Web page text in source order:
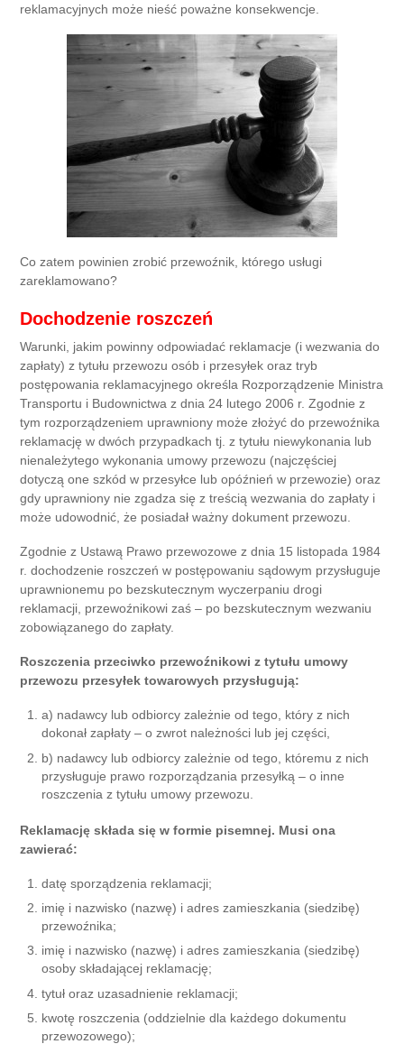
reklamacyjnych może nieść poważne konsekwencje.
Co zatem powinien zrobić przewoźnik, którego usługi
zareklamowano?
Dochodzenie roszczeń
Warunki, jakim powinny odpowiadać reklamacje (i wezwania do
zapłaty) z tytułu przewozu osób i przesyłek oraz tryb
postępowania reklamacyjnego określa Rozporządzenie Ministra
Transportu i Budownictwa z dnia 24 lutego 2006 r. Zgodnie z
tym rozporządzeniem uprawniony może złożyć do przewoźnika
reklamację w dwóch przypadkach tj. z tytułu niewykonania lub
nienależytego wykonania umowy przewozu (najczęściej
dotyczą one szkód w przesyłce lub opóźnień w przewozie) oraz
gdy uprawniony nie zgadza się z treścią wezwania do zapłaty i
może udowodnić, że posiadał ważny dokument przewozu.
Zgodnie z Ustawą Prawo przewozowe z dnia 15 listopada 1984
r. dochodzenie roszczeń w postępowaniu sądowym przysługuje
uprawnionemu po bezskutecznym wyczerpaniu drogi
reklamacji, przewoźnikowi zaś – po bezskutecznym wezwaniu
zobowiązanego do zapłaty.
Roszczenia przeciwko przewoźnikowi z tytułu umowy
przewozu przesyłek towarowych przysługują:
a) nadawcy lub odbiorcy zależnie od tego, który z nich
dokonał zapłaty – o zwrot należności lub jej części,
b) nadawcy lub odbiorcy zależnie od tego, któremu z nich
przysługuje prawo rozporządzania przesyłką – o inne
roszczenia z tytułu umowy przewozu.
Reklamację składa się w formie pisemnej. Musi ona
zawierać:
datę sporządzenia reklamacji;
imię i nazwisko (nazwę) i adres zamieszkania (siedzibę)
przewoźnika;
imię i nazwisko (nazwę) i adres zamieszkania (siedzibę)
osoby składającej reklamację;
tytuł oraz uzasadnienie reklamacji;
kwotę roszczenia (oddzielnie dla każdego dokumentu
przewozowego);